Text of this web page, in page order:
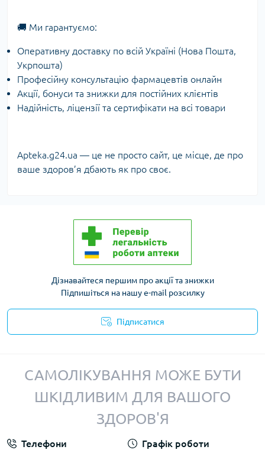
🚚 Ми гарантуємо:
Оперативну доставку по всій Україні (Нова Пошта,
Укрпошта)
Професійну консультацію фармацевтів онлайн
Акції, бонуси та знижки для постійних клієнтів
Надійність, ліцензії та сертифікати на всі товари
Apteka.g24.ua — це не просто сайт, це місце, де про
ваше здоров’я дбають як про своє.
Дізнавайтеся першим про акції та знижки
Підпишіться на нашу e-mail розсилку
Підписатися
САМОЛІКУВАННЯ МОЖЕ БУТИ
ШКІДЛИВИМ ДЛЯ ВАШОГО
ЗДОРОВ'Я
Телефони Графік роботи